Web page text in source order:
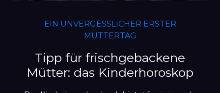
EIN UNVERGESSLICHER ERSTER
MUTTERTAG
Tipp für frischgebackene
Mütter: das Kinderhoroskop